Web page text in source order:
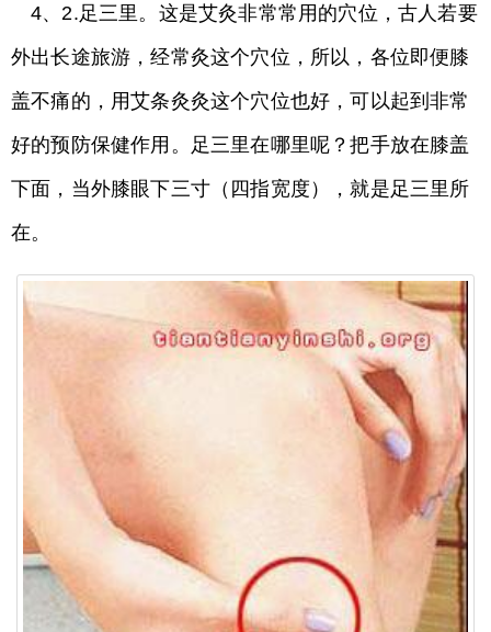
4、2.足三里。这是艾灸非常常用的穴位，古人若要
外出长途旅游，经常灸这个穴位，所以，各位即便膝
盖不痛的，用艾条灸灸这个穴位也好，可以起到非常
好的预防保健作用。足三里在哪里呢？把手放在膝盖
下面，当外膝眼下三寸（四指宽度），就是足三里所
在。